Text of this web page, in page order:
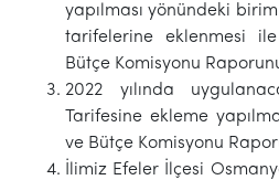
yapılması yönündeki
tarifelerine eklenmesi
Bütçe Komisyonu
2022 yılında
Tarifesine ekleme
ve Bütçe Komisyonu
İlimiz Efeler İlçesi